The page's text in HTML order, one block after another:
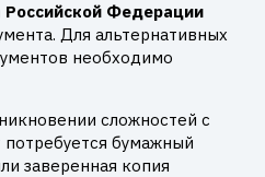
Федерации
Для альтернативных
необходимо
сложностей с
бумажный
заверенная копия